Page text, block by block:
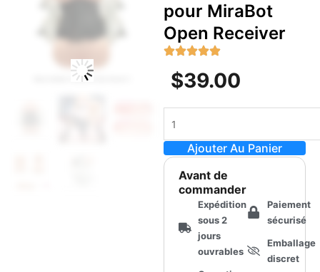
pour MiraBot
Open Receiver
$39.00
de
Sleeve
torse
réaliste
pour
Ajouter Au Panier
Avant de
commander
Expédition
sous 2
jours
ouvrables
Paiement
sécurisé
Emballage
discret